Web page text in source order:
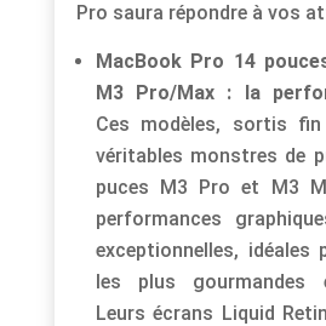
Pro saura répondre à vos
MacBook Pro 14
M3 Pro/Max : la
Ces modèles, sortis
véritables monstres de
puces M3 Pro et M3
performances
exceptionnelles, idéales
les plus gourmandes
Leurs écrans Liquid